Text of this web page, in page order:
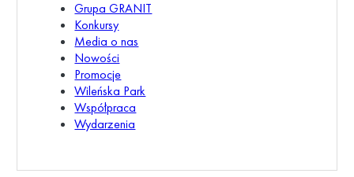
Grupa GRANIT
Konkursy
Media o nas
Nowości
Promocje
Wileńska Park
Współpraca
Wydarzenia